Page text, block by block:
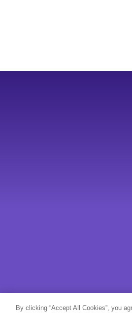
By clicking “Accept All Cookies”, you